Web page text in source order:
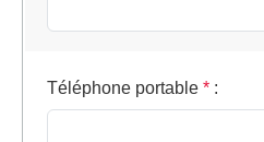
Téléphone portable * :